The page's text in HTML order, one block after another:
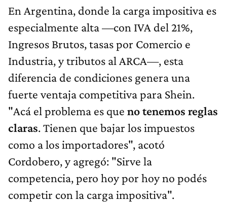
En Argentina, donde la carga impositiva es
especialmente alta —con IVA del 21%,
Ingresos Brutos, tasas por Comercio e
Industria, y tributos al ARCA—, esta
diferencia de condiciones genera una
fuerte ventaja competitiva para Shein.
"Acá el problema es que no tenemos reglas
claras. Tienen que bajar los impuestos
como a los importadores", acotó
Cordobero, y agregó: "Sirve la
competencia, pero hoy por hoy no podés
competir con la carga impositiva".